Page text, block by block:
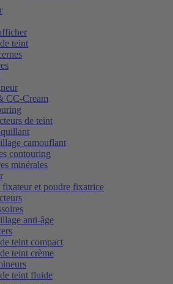
teint
CC-Cream
de teint
camouflant
contouring
minérales
fixateur et poudre fixatrice
anti-âge
teint compact
teint crème
teint fluide